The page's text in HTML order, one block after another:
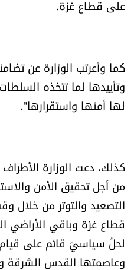
العالم
ثقافة وفنون
فصل من كتاب
كاميرا
سجالات
صحّة وصحن
على قطاع غزة.
كما وأعرتب الوزارة عن
وتأييدها لما تتخذه
لها أمنها واستقرارها".
كذلك، دعت الوزارة
من أجل تحقيق الأمن
التصعيد والتوتر من
قطاع غزة وباقي الأراضي
لحلّ سياسيّ قائم على قيام
وعاصمتها القدس الشرقة